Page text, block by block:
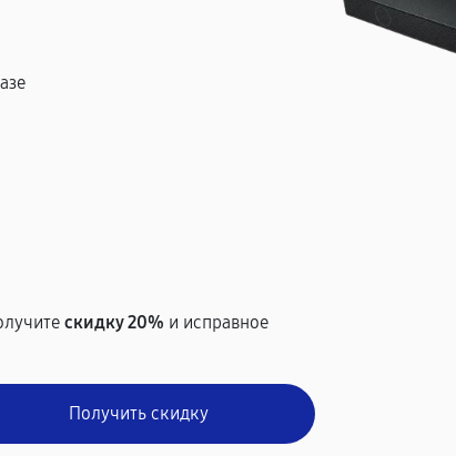
скидку 20% и исправное